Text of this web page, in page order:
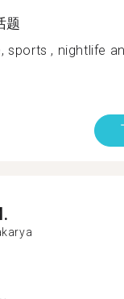
题
sports , nightlife